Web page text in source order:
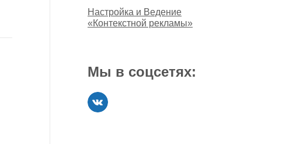
Настройка и Ведение
«Контекстной рекламы»
Мы в соцсетях: